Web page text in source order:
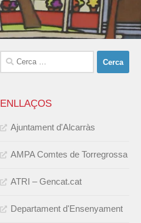
Cerca:
ENLLAÇOS
Ajuntament d'Alcarràs
AMPA Comtes de Torregrossa
ATRI – Gencat.cat
Departament d'Ensenyament